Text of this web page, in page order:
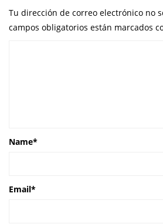
Tu dirección de correo electrónico no
campos obligatorios están marcados
Name*
Email*